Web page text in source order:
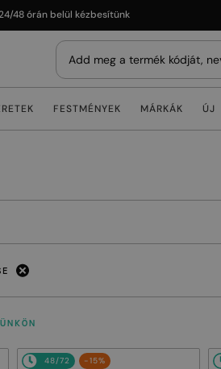
órán belül kézbesítünk
FESTMÉNYEK MÁRKÁK ÚJ
48/72 -15%